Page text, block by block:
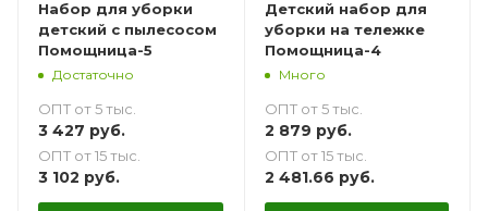
Набор для уборки
детский с пылесосом
Помощница-5
Достаточно
ОПТ от 5 тыс.
3 427 руб.
ОПТ от 15 тыс.
3 102 руб.
Детский набор для
уборки на тележке
Помощница-4
Много
ОПТ от 5 тыс.
2 879 руб.
ОПТ от 15 тыс.
2 481.66 руб.